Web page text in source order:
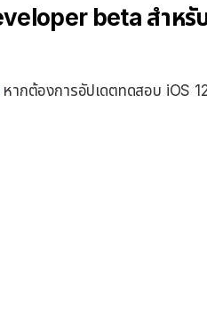
beta สำหรั
หากต้องการอัปเดตทดสอบ iOS